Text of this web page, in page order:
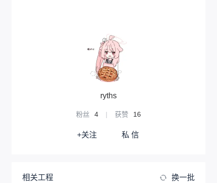
ryths
粉丝 4 | 获赞 16
+关注 私 信
相关工程 换一批